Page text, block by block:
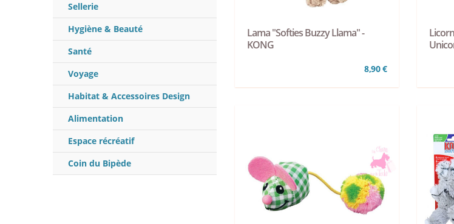
Sellerie
Hygiène & Beauté
Santé
Voyage
Habitat & Accessoires Design
Alimentation
Espace récréatif
Coin du Bipède
Lama "Softies Buzzy Llama" -
KONG
8,90 €